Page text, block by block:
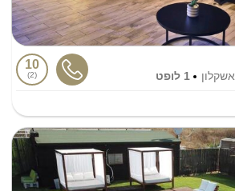
אשקלון 1 לופט
10
2